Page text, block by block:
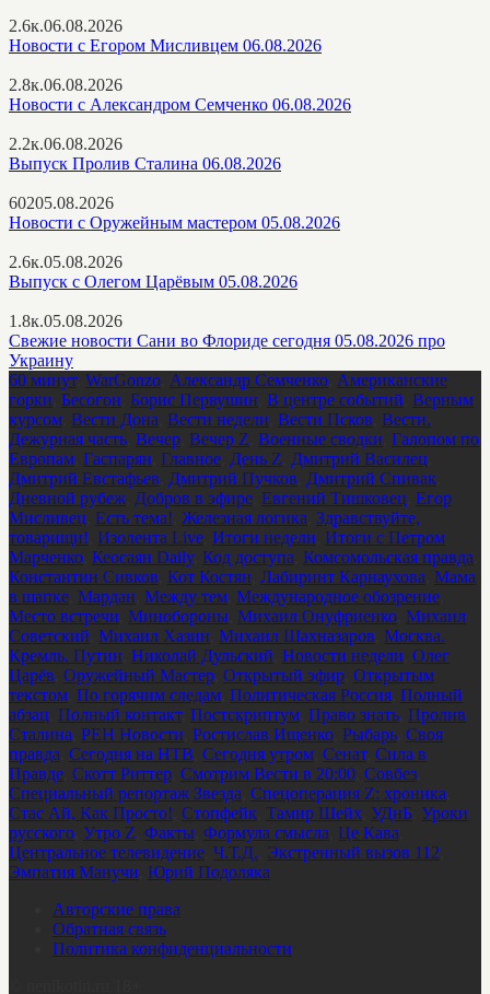
2.6к.06.08.2026
Новости с Егором Мисливцем 06.08.2026
2.8к.06.08.2026
Новости с Александром Семченко 06.08.2026
2.2к.06.08.2026
Выпуск Пролив Сталина 06.08.2026
60205.08.2026
Новости с Оружейным мастером 05.08.2026
2.6к.05.08.2026
Выпуск с Олегом Царёвым 05.08.2026
1.8к.05.08.2026
Свежие новости Сани во Флориде сегодня 05.08.2026 про
Украину
60 минут, WarGonzo Александр Семченко Американские
горки Бесогон Борис Первушин В центре событий Верным
курсом Вести Дона Вести недели Вести Псков Вести.
Дежурная часть Вечер Вечер Z Военные сводки Галопом по
Европам Гаспарян Главное День Z Дмитрий Василец
Дмитрий Евстафьев Дмитрий Пучков Дмитрий Спивак
Дневной рубеж Добров в эфире Евгений Тишковец Егор
Мисливец Есть тема! Железная логика Здравствуйте,
товарищи! Изолента Live Итоги недели Итоги с Петром
Марченко Кеосаян Daily, Код доступа Комсомольская правда
Константин Сивков Кот Костян Лабиринт Карнаухова Мама
в шапке Мардан Между тем Международное обозрение
Место встречи Минобороны Михаил Онуфриенко Михаил
Советский Михаил Хазин Михаил Шахназаров Москва.
Кремль. Путин Николай Дульский Новости недели Олег
Царёв Оружейный Мастер Открытый эфир Открытым
текстом По горячим следам Политическая Россия Полный
абзац Полный контакт, Постскриптум Право знать Пролив
Сталина РЕН Новости Ростислав Ищенко Рыбарь Своя
правда Сегодня на НТВ Сегодня утром Сенат, Сила в
Правде Скотт Риттер Смотрим Вести в 20:00 Совбез
Специальный репортаж Звезда Спецоперация Z: хроника
Стас Ай, Как Просто! Стопфейк Тамир Шейх УДнБ Уроки
русского Утро Z Факты Формула смысла Це Кава
Центральное телевидение Ч.Т.Д. Экстренный вызов 112
Эмпатия Манучи Юрий Подоляка
Авторские права
Обратная связь
Политика конфиденциальности